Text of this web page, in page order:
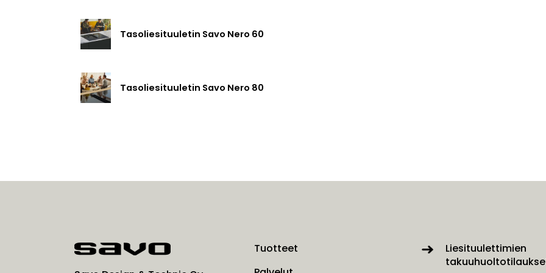
Tasoliesituuletin Savo Nero 60
Tasoliesituuletin Savo Nero 80
Tuotteet
Liesituulettimien